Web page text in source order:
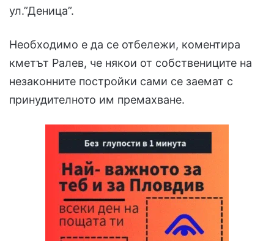
ул.”Деница”.
Необходимо е да се отбележи, коментира
кметът Ралев, че някои от собствениците на
незаконните постройки сами се заемат с
принудителното им премахване.